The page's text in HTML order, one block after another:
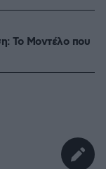
Το Mοντέλο που